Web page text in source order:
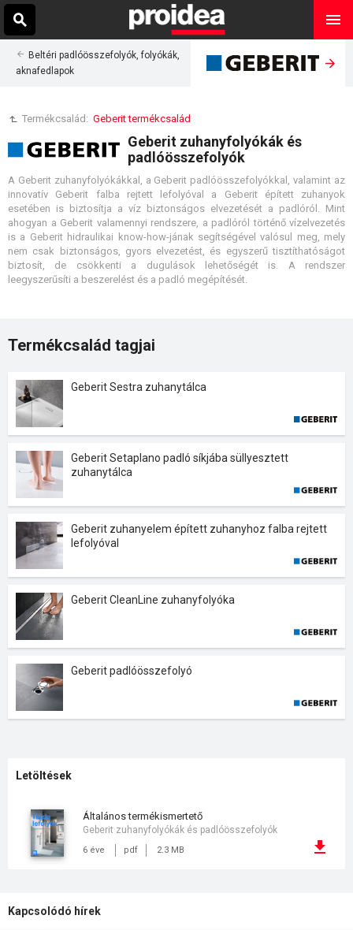
Beltéri padlóösszefolyók, folyókák,
aknafedlapok
Termékcsalád: Geberit termékcsalád
Geberit zuhanyfolyókák és
padlóösszefolyók
A Geberit zuhanyfolyókákkal, a Geberit padlóösszefolyókkal, valamint az
innovatív Geberit falba rejtett lefolyóval a Geberit épített zuhanyok
esetében is biztosítja a víz biztonságos elvezetését a padlóról. Mint
ahogyan a Geberit valamennyi rendszere, a padlóról történő vízelvezetés
is a Geberit hidraulikai know-how-jának segítségével valósul meg, mely
nem csak biztonságos, gyors elvezetést, és egyszerű tisztíthatóságot
biztosít, de csökkenti a dugulások lehetőségét is. A rendszer
leegyszerűsíti a beszerelést és a padló megépítését.
Termékcsalád tagjai
Geberit Sestra zuhanytálca
Geberit Setaplano padló síkjába süllyesztett
zuhanytálca
Geberit zuhanyelem épített zuhanyhoz falba rejtett
lefolyóval
Geberit CleanLine zuhanyfolyóka
Geberit padlóösszefolyó
Letöltések
általános termékismertető
6 éve pdf 2.3 MB
Geberit zuhanyfolyókák és padlóösszefolyók
Kapcsolódó hírek